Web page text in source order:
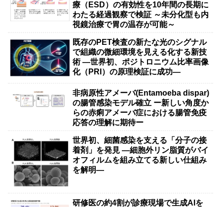
療（ESD）の有効性を10年間の長期に
わたる経過観察で検証 ～未分化型も内
視鏡治療で胃の温存が可能～
既存のPET検査の新たな光のシグナル
で組織の微細環境を見える化する新技
術 ―世界初、ポジトロニウム比率画像
化（PRI）の原理検証に成功―
非病原性アメーバ(Entamoeba dispar)
の腸管感染モデル確立 ー新しい角度か
らの赤痢アメーバ症における腸管免疫
応答の理解に期待ー
世界初、細菌感染を支える「分子の接
着剤」を発見 ―細胞外リン脂質がバイ
オフィルムを組み立てる新しい仕組み
を解明―
研修医の約4割が診療現場で生成AIを